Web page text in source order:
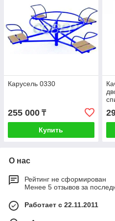
Карусель 0330
255 000 ₸
Купить
О нас
Рейтинг не сформирован
Менее 5 отзывов за
Работает с 22.11.2011